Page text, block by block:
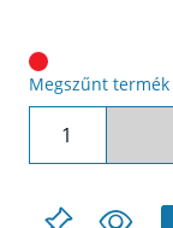
Megszűnt termék